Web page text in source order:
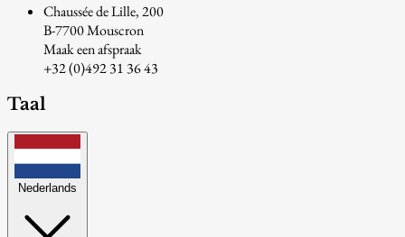
Chaussée de Lille, 200
B-7700 Mouscron
Maak een afspraak
+32 (0)492 31 36 43
Taal
Nederlands